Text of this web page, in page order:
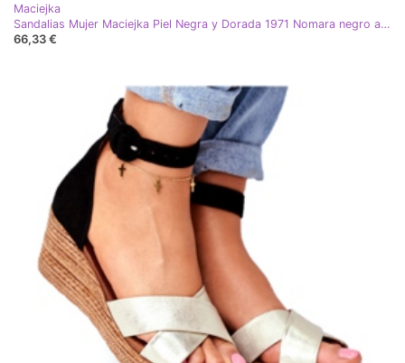
Maciejka
Sandalias Mujer Maciejka Piel Negra y Dorada 1971 Nomara negro amarillo
66,33 €